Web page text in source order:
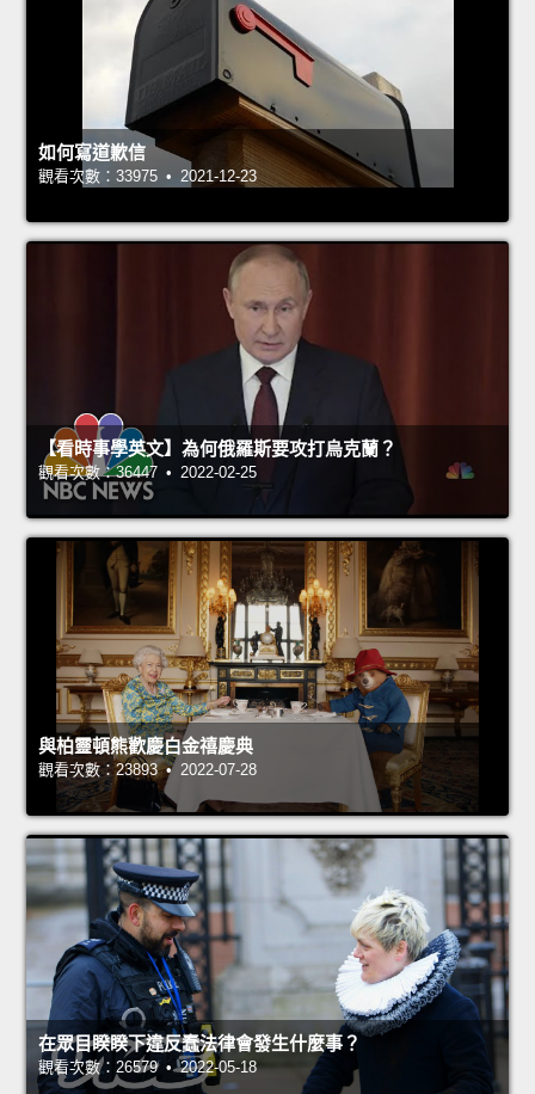
如何寫道歉信
觀看次數：33975 • 2021-12-23
【看時事學英文】為何俄羅斯要攻打烏克蘭？
觀看次數：36447 • 2022-02-25
與柏靈頓熊歡慶白金禧慶典
觀看次數：23893 • 2022-07-28
在眾目睽睽下違反蠢法律會發生什麼事？
觀看次數：26579 • 2022-05-18